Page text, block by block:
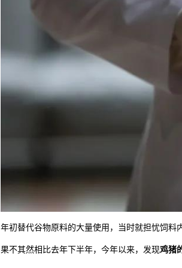
年初替代谷物原料的大量使用，当时就担忧饲
果不其然相比去年下半年，今年以来，发现鸡猪